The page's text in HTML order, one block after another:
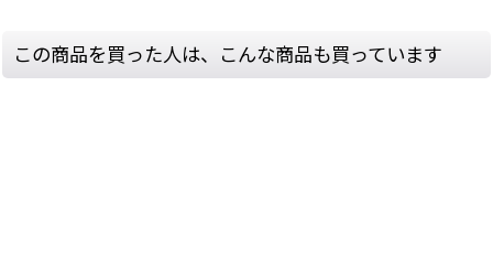
この商品を買った人は、こんな商品も買っています